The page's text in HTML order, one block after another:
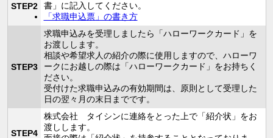
STEP2
書」に記入してください。
「求職申込票」の書き方
STEP3
求職申込みを受理しましたら「ハローワークカード」を
お渡しします。
相談や希望求人の紹介の際に使用しますので、ハローワ
ークにお越しの際は「ハローワークカード」をお持ちく
ださい。
受付けた求職申込みの有効期間は、原則として受理した
日の翌々月の末日までです。
STEP4
株式会社 タイシンに連絡をとった上で「紹介状」をお
渡しします。